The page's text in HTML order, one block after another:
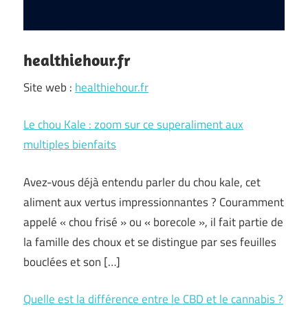
healthiehour.fr
Site web : healthiehour.fr
Le chou Kale : zoom sur ce superaliment aux
multiples bienfaits
Avez-vous déjà entendu parler du chou kale, cet
aliment aux vertus impressionnantes ? Couramment
appelé « chou frisé » ou « borecole », il fait partie de
la famille des choux et se distingue par ses feuilles
bouclées et son […]
Quelle est la différence entre le CBD et le cannabis ?